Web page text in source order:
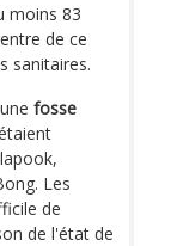
moins 83
de ce
sanitaires.
fosse
Les
de
de l'état de